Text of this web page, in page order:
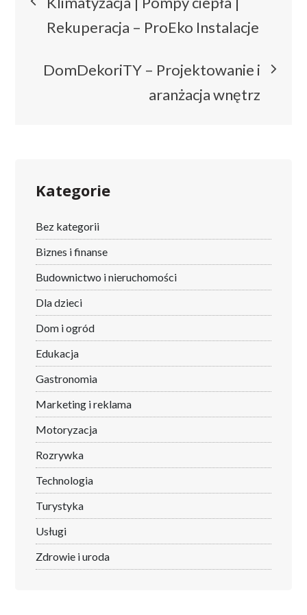
wpisu
Rekuperacja – ProEko Instalacje
DomDekoriTY – Projektowanie i
aranżacja wnętrz
Kategorie
Bez kategorii
Biznes i finanse
Budownictwo i nieruchomości
Dla dzieci
Dom i ogród
Edukacja
Gastronomia
Marketing i reklama
Motoryzacja
Rozrywka
Technologia
Turystyka
Usługi
Zdrowie i uroda